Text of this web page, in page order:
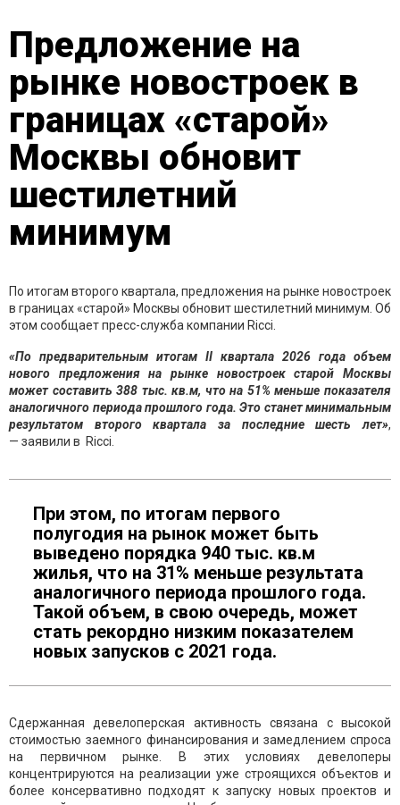
Предложение на
рынке новостроек в
границах «старой»
Москвы обновит
шестилетний
минимум
По итогам второго квартала, предложения на рынке новостроек
в границах «старой» Москвы обновит шестилетний минимум. Об
этом сообщает пресс-служба компании Ricci.
«По предварительным итогам II квартала 2026 года объем
нового предложения на рынке новостроек старой Москвы
может составить 388 тыс. кв.м, что на 51% меньше показателя
аналогичного периода прошлого года. Это станет минимальным
результатом второго квартала за последние шесть лет»,
— заявили в Ricci.
При этом, по итогам первого
полугодия на рынок может быть
выведено порядка 940 тыс. кв.м
жилья, что на 31% меньше результата
аналогичного периода прошлого года.
Такой объем, в свою очередь, может
стать рекордно низким показателем
новых запусков с 2021 года.
Сдержанная девелоперская активность связана с высокой
стоимостью заемного финансирования и замедлением спроса
на первичном рынке. В этих условиях девелоперы
концентрируются на реализации уже строящихся объектов и
более консервативно подходят к запуску новых проектов и